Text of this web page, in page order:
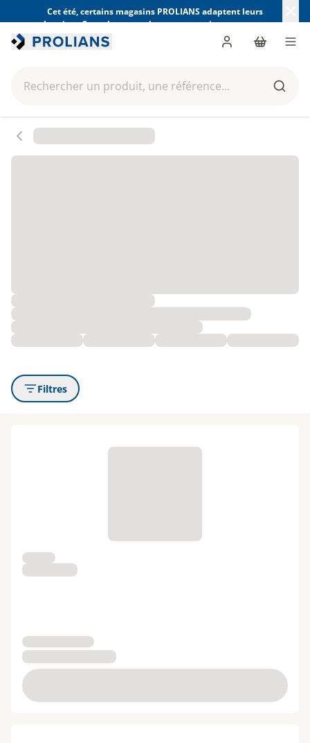
Cet été, certains magasins PROLIANS adaptent leurs
horaires. Consultez ceux de votre magasin avant votre
visite.
Rechercher un produit, une référence...
Panier
Filtres